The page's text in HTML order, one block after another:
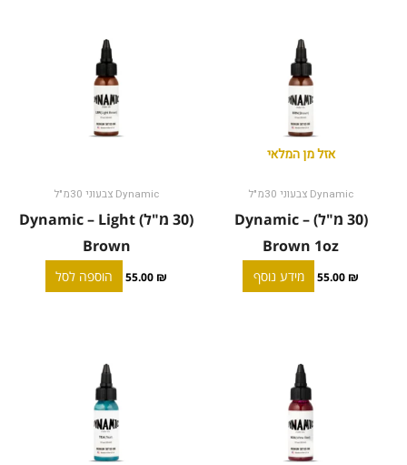
אזל מן המלאי
Dynamic צבעוני 30מ"ל
(30 מ"ל) Dynamic –
Brown 1oz
55.00 ₪ מידע נוסף
Dynamic צבעוני 30מ"ל
(30 מ"ל) Dynamic – Light
Brown
55.00 ₪ הוספה לסל